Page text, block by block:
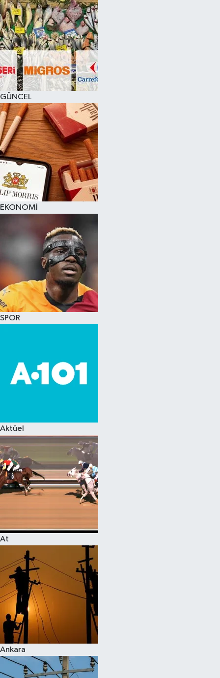
GÜNCEL
EKONOMİ
SPOR
Aktüel
At
Ankara